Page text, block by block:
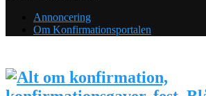
Annoncering
Om Konfirmationsportalen